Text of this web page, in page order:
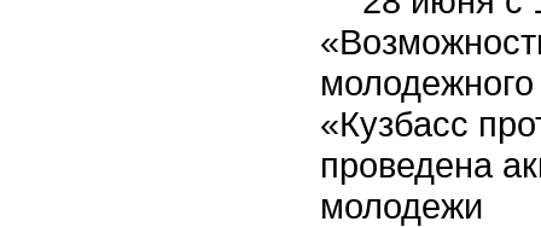
«Кузбасс
проведена
молодежи